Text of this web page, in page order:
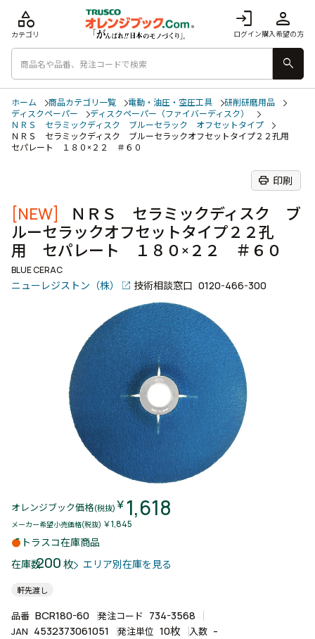
login
ログイン
person
購入希望の方
category
カテゴリ
search
ホーム 商品カテゴリ一覧 電動・油圧・空圧工具
研削研磨用品
ディスクペーパー
ディスクペーパー（ファイバーディスク）
ＮＲＳ セラミックディスク ブルーセラック オフセットタイプ
ＮＲＳ セラミックディスク ブルーセラックオフセットタイプ２２孔用
セパレート １８０×２２ ＃６０
print 印刷
[NEW]
ＮＲＳ セラミックディスク ブ
ルーセラックオフセットタイプ２２孔
用 セパレート １８０×２２ ＃６０
BLUE CERAC
ニューレジストン（株） 技術相談窓口 0120-466-300
オレンジブック価格(税抜) ￥ 1,618
メーカー希望小売価格(税抜) ￥1,845
トラスコ在庫商品
在庫数200枚 エリア別在庫を見る
軒先渡し
品番 BCR180-60 発注コード 734-3568
JAN 4532373061051 発注単位 10枚 入数 -